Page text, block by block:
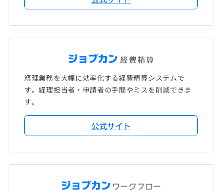
経理業務を大幅に効率化する経費精算システムで
す。経理担当者・申請者の手間やミスを削減できま
す。
公式サイト